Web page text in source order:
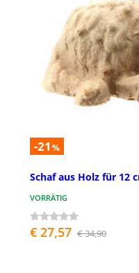
-21 %
Schaf aus Holz für 12
VORRÄTIG
€ 27,57 € 34,90